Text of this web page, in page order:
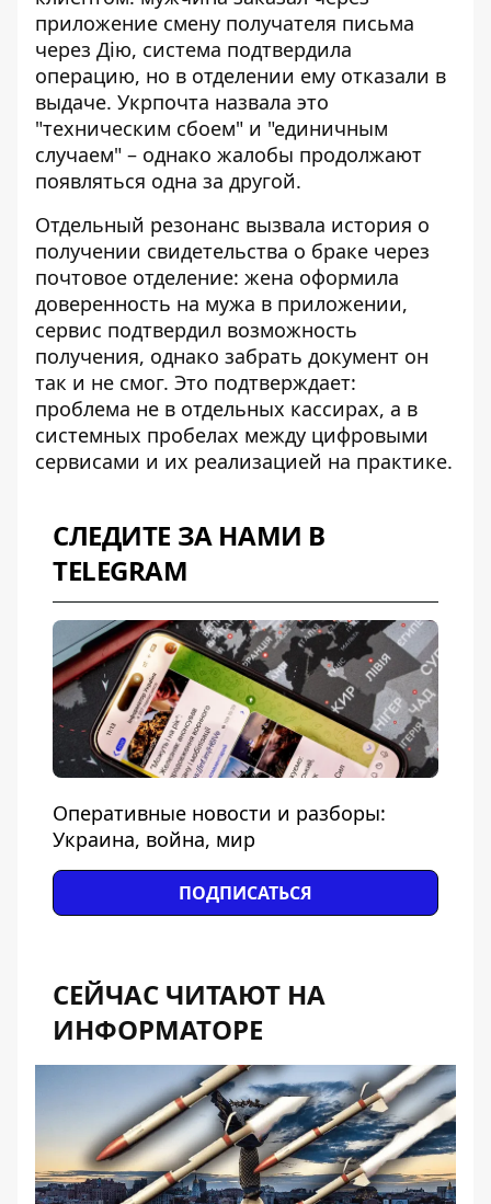
приложение смену получателя письма
через Дію, система подтвердила
операцию, но в отделении ему отказали в
выдаче. Укрпочта назвала это
"техническим сбоем" и "единичным
случаем" – однако жалобы продолжают
появляться одна за другой.
Отдельный резонанс вызвала история о
получении свидетельства о браке через
почтовое отделение: жена оформила
доверенность на мужа в приложении,
сервис подтвердил возможность
получения, однако забрать документ он
так и не смог. Это подтверждает:
проблема не в отдельных кассирах, а в
системных пробелах между цифровыми
сервисами и их реализацией на практике.
СЛЕДИТЕ ЗА НАМИ В
TELEGRAM
Оперативные новости и разборы:
Украина, война, мир
ПОДПИСАТЬСЯ
СЕЙЧАС ЧИТАЮТ НА
ИНФОРМАТОРЕ